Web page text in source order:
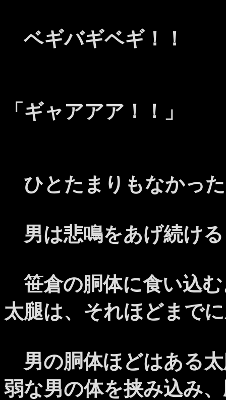
ベギバギベギ！！
「ギャアアア！！」
ひとたまりもなかっ
男は悲鳴をあげ続け
笹倉の胴体に食い込
太腿は、それほどまで
男の胴体ほどはある
弱な男の体を挟み込み